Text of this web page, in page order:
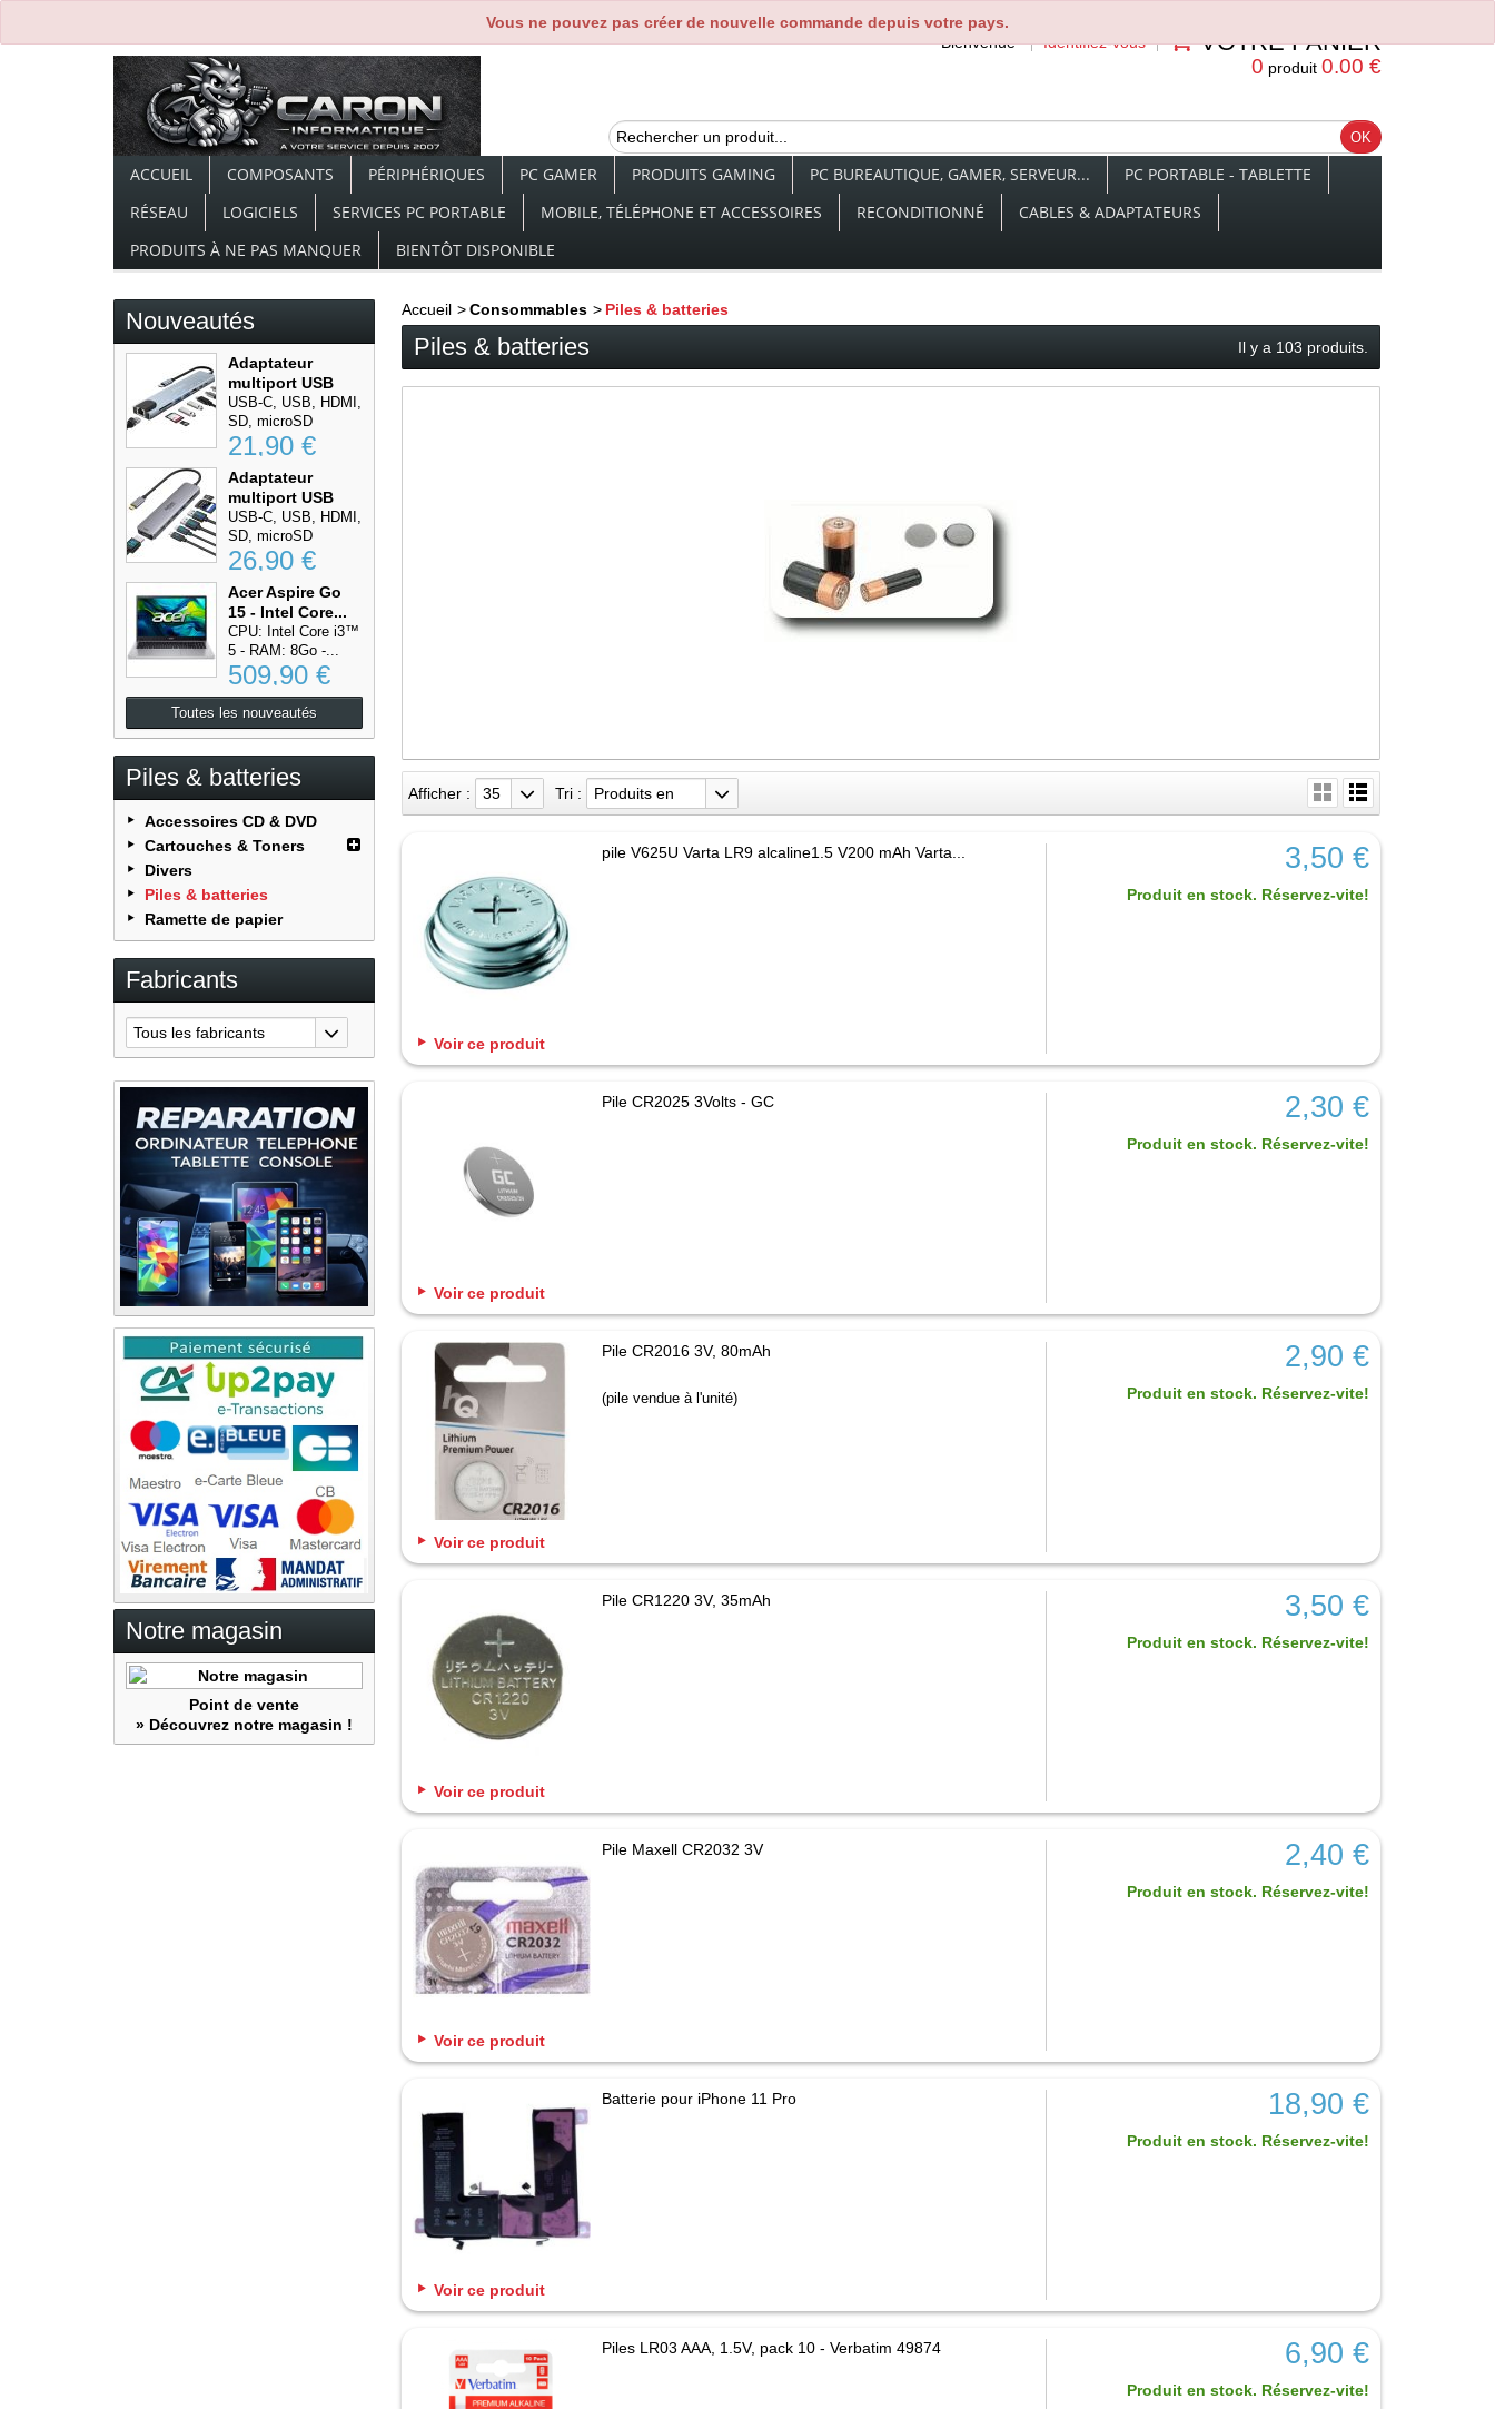
Vous ne pouvez pas créer de nouvelle commande depuis votre pays.
Bienvenue
Identifiez-vous VOTRE PANIER
0 produit 0.00 €
ACCUEIL COMPOSANTS PÉRIPHÉRIQUES PC GAMER PRODUITS GAMING PC BUREAUTIQUE, GAMER, SERVEUR...
PC PORTABLE - TABLETTE
RÉSEAU
LOGICIELS SERVICES PC PORTABLE MOBILE, TÉLÉPHONE ET ACCESSOIRES RECONDITIONNÉ
CABLES & ADAPTATEURS
PRODUITS À NE PAS MANQUER
BIENTÔT DISPONIBLE
Nouveautés
Adaptateur
multiport USB
Type-C...
USB-C, USB, HDMI,
SD, microSD
21,90 €
Adaptateur
multiport USB
Type-C...
USB-C, USB, HDMI,
SD, microSD
26,90 €
Acer Aspire Go
15 - Intel Core...
CPU: Intel Core i3™
5 - RAM: 8Go -...
509,90 €
Toutes les nouveautés
Piles & batteries
Accessoires CD & DVD
Cartouches & Toners
Divers
Piles & batteries
Ramette de papier
Fabricants
Tous les fabricants
Notre magasin
Point de vente
» Découvrez notre magasin !
Accueil > Consommables > Piles & batteries
Piles & batteries Il y a 103 produits.
Afficher : 35 Tri :
Produits en
pile V625U Varta LR9 alcaline1.5 V200 mAh Varta...
Voir ce produit
3,50 €
Produit en stock. Réservez-vite!
Pile CR2025 3Volts - GC
Voir ce produit
2,30 €
Produit en stock. Réservez-vite!
Pile CR2016 3V, 80mAh
(pile vendue à l'unité)
Voir ce produit
2,90 €
Produit en stock. Réservez-vite!
Pile CR1220 3V, 35mAh
Voir ce produit
3,50 €
Produit en stock. Réservez-vite!
Pile Maxell CR2032 3V
Voir ce produit
2,40 €
Produit en stock. Réservez-vite!
Batterie pour iPhone 11 Pro
Voir ce produit
18,90 €
Produit en stock. Réservez-vite!
Piles LR03 AAA, 1.5V, pack 10 - Verbatim 49874 6,90 €
Produit en stock. Réservez-vite!